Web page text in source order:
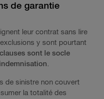
de garantie
leur contrat sans lire
y sont pourtant
sont le socle
de sinistre non couvert
la totalité des